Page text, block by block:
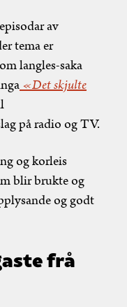
av
tema er
langles-saka
«Det skjulte
på radio og TV.
og korleis
blir brukte og
og godt
frå